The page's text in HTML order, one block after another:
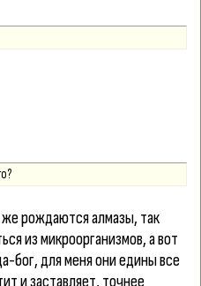
рождаются алмазы, так
из микроорганизмов, а вот
бог, для меня они едины все
и заставляет, точнее